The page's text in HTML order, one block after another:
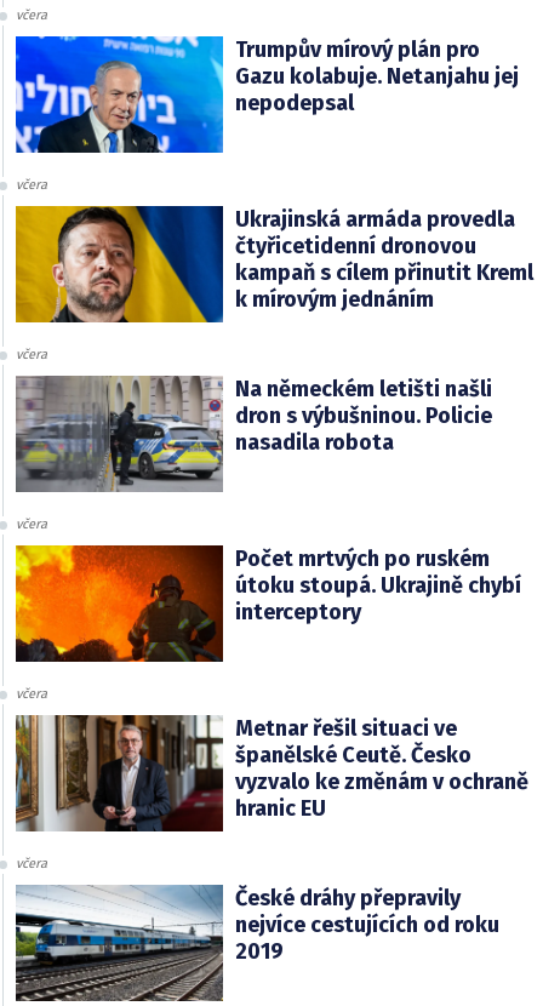
včera
Trumpův mírový plán pro
Gazu kolabuje. Netanjahu jej
nepodepsal
včera
Ukrajinská armáda provedla
čtyřicetidenní dronovou
kampaň s cílem přinutit Kreml
k mírovým jednáním
včera
Na německém letišti našli
dron s výbušninou. Policie
nasadila robota
včera
Počet mrtvých po ruském
útoku stoupá. Ukrajině chybí
interceptory
včera
Metnar řešil situaci ve
španělské Ceutě. Česko
vyzvalo ke změnám v ochraně
hranic EU
včera
České dráhy přepravily
nejvíce cestujících od roku
2019